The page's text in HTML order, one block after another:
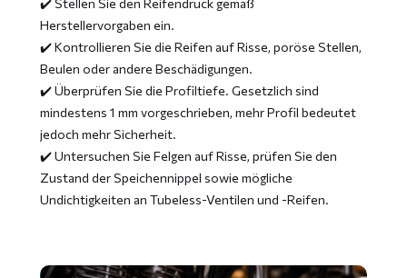
Herstellervorgaben ein.
✔️ Kontrollieren Sie die Reifen auf Risse, poröse Stellen,
Beulen oder andere Beschädigungen.
✔️ Überprüfen Sie die Profiltiefe. Gesetzlich sind
mindestens 1 mm vorgeschrieben, mehr Profil bedeutet
jedoch mehr Sicherheit.
✔️ Untersuchen Sie Felgen auf Risse, prüfen Sie den
Zustand der Speichennippel sowie mögliche
Undichtigkeiten an Tubeless-Ventilen und -Reifen.